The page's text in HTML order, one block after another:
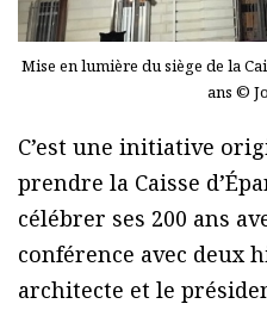
Mise en lumière du siège de la
ans ©
C’est une initiative
prendre la Caisse
célébrer ses 200 ans
conférence avec deux
architecte et le